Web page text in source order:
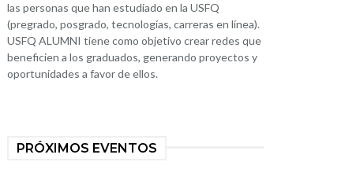
las personas que han estudiado en la USFQ
(pregrado, posgrado, tecnologías, carreras en línea).
USFQ ALUMNI tiene como objetivo crear redes que
beneficien a los graduados, generando proyectos y
oportunidades a favor de ellos.
PRÓXIMOS EVENTOS